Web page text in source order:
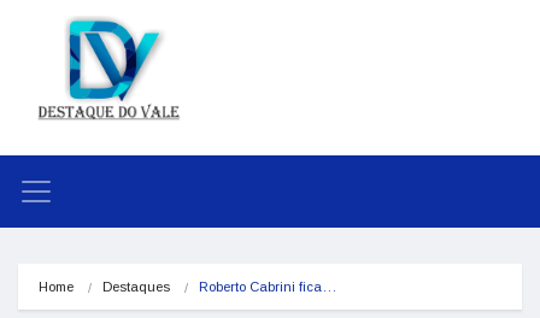
Home Destaques Roberto Cabrini fica…